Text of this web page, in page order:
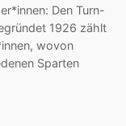
Den Turn-
1926 zählt
wovon
Sparten